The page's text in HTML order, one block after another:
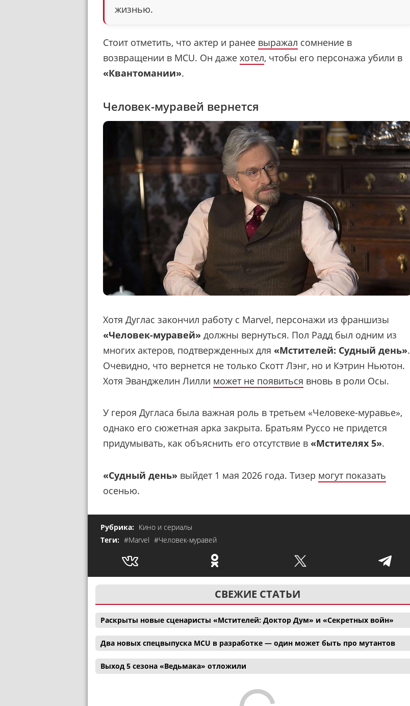
жизнью.
Стоит отметить, что актер и ранее выражал сомнение в
возвращении в MCU. Он даже хотел, чтобы его персонажа убили в
«Квантомании».
Человек-муравей вернется
Хотя Дуглас закончил работу с Marvel, персонажи из франшизы
«Человек-муравей» должны вернуться. Пол Радд был одним из
многих актеров, подтвержденных для «Мстителей: Судный день».
Очевидно, что вернется не только Скотт Лэнг, но и Кэтрин Ньютон.
Хотя Эванджелин Лилли может не появиться вновь в роли Осы.
У героя Дугласа была важная роль в третьем «Человеке-муравье»,
однако его сюжетная арка закрыта. Братьям Руссо не придется
придумывать, как объяснить его отсутствие в «Мстителях 5».
«Судный день» выйдет 1 мая 2026 года. Тизер могут показать
осенью.
Рубрика: Кино и сериалы
Теги: #Marvel #Человек-муравей
СВЕЖИЕ СТАТЬИ
Раскрыты новые сценаристы «Мстителей: Доктор Дум» и «Секретных войн»
Два новых спецвыпуска MCU в разработке — один может быть про мутантов
Выход 5 сезона «Ведьмака» отложили